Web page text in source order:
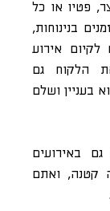
פטיו או כל
בנינוחות,
אירוע
הלקוח גם
בעניין ושלם
באירועים
קטנה, ואתם